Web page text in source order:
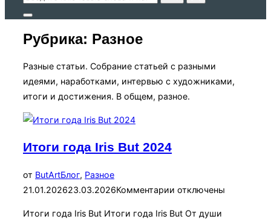
по:
Переключить
панель
Рубрика: Разное
Разные статьи. Собрание статьей с разными
идеями, наработками, интервью с художниками,
итоги и достижения. В общем, разное.
Итоги года Iris But 2024
от ButArtБлог, РазноеОпубликовано
21.01.202623.03.2026Комментарии отключены
Итоги года Iris But Итоги года Iris But От души